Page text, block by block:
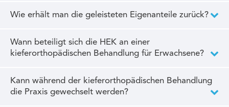
Wie erhält man die geleisteten Eigenanteile zurück?
Wann beteiligt sich die HEK an einer
kieferorthopädischen Behandlung für Erwachsene?
Kann während der kieferorthopädischen Behandlung
die Praxis gewechselt werden?